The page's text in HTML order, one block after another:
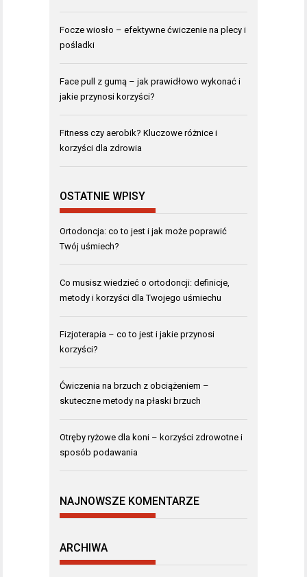
Focze wiosło – efektywne ćwiczenie na plecy i
pośladki
Face pull z gumą – jak prawidłowo wykonać i
jakie przynosi korzyści?
Fitness czy aerobik? Kluczowe różnice i
korzyści dla zdrowia
OSTATNIE WPISY
Ortodoncja: co to jest i jak może poprawić
Twój uśmiech?
Co musisz wiedzieć o ortodoncji: definicje,
metody i korzyści dla Twojego uśmiechu
Fizjoterapia – co to jest i jakie przynosi
korzyści?
Ćwiczenia na brzuch z obciążeniem –
skuteczne metody na płaski brzuch
Otręby ryżowe dla koni – korzyści zdrowotne i
sposób podawania
NAJNOWSZE KOMENTARZE
ARCHIWA